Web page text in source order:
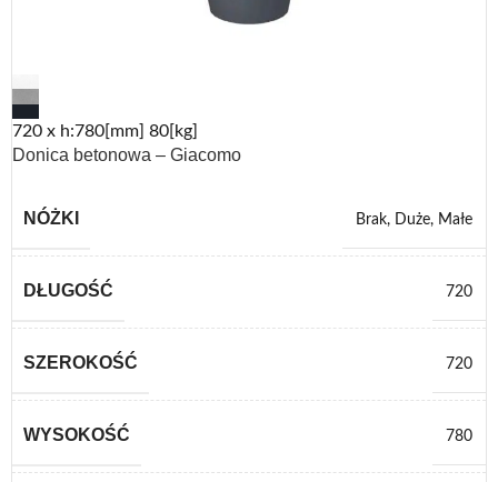
720 x h:780[mm] 80[kg]
Donica betonowa – Giacomo
NÓŻKI Brak, Duże, Małe
DŁUGOŚĆ 720
SZEROKOŚĆ 720
WYSOKOŚĆ 780